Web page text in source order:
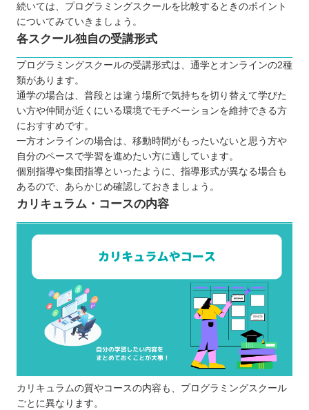
続いては、プログラミングスクールを比較するときのポイント
についてみていきましょう。
各スクール独自の受講形式
プログラミングスクールの受講形式は、通学とオンラインの2種
類があります。
通学の場合は、普段とは違う場所で気持ちを切り替えて学びた
い方や仲間が近くにいる環境でモチベーションを維持できる方
におすすめです。
一方オンラインの場合は、移動時間がもったいないと思う方や
自分のペースで学習を進めたい方に適しています。
個別指導や集団指導といったように、指導形式が異なる場合も
あるので、あらかじめ確認しておきましょう。
カリキュラム・コースの内容
カリキュラムの質やコースの内容も、プログラミングスクール
ごとに異なります。